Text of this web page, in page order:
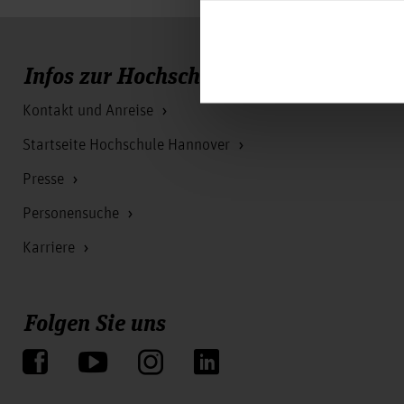
Infos zur Hochschule
Kontakt und Anreise
Startseite Hochschule Hannover
Presse
Personensuche
Karriere
Folgen Sie uns